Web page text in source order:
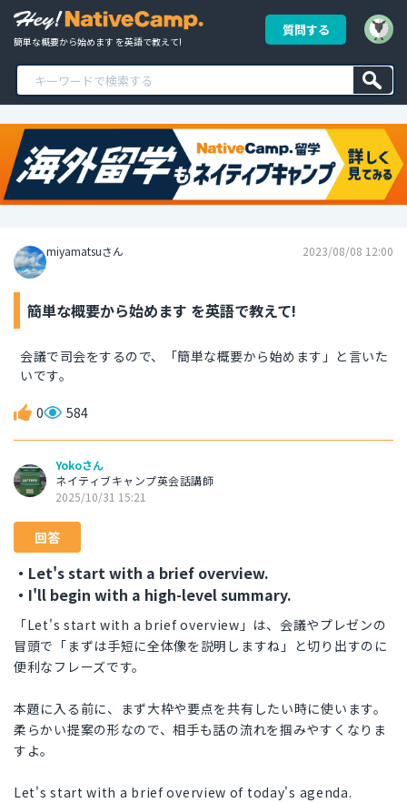
簡単な概要から始めます を英語で教えて!
質問する
miyamatsuさん 2023/08/08 12:00
簡単な概要から始めます を英語で教えて!
会議で司会をするので、「簡単な概要から始めます」と言いた
いです。
0 584
Yokoさん
ネイティブキャンプ英会話講師
2025/10/31 15:21
回答
・Let's start with a brief overview.
・I'll begin with a high-level summary.
「Let's start with a brief overview」は、会議やプレゼンの
冒頭で「まずは手短に全体像を説明しますね」と切り出すのに
便利なフレーズです。
本題に入る前に、まず大枠や要点を共有したい時に使います。
柔らかい提案の形なので、相手も話の流れを掴みやすくなりま
すよ。
Let's start with a brief overview of today's agenda.